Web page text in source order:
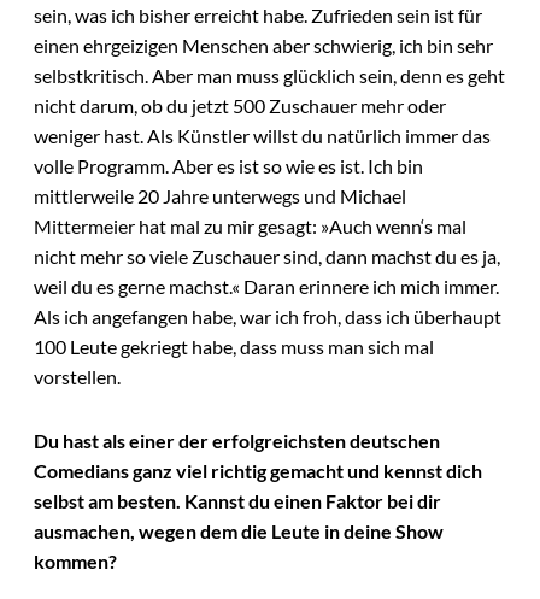
sein, was ich bisher erreicht habe. Zufrieden sein ist für
einen ehrgeizigen Menschen aber schwierig, ich bin sehr
selbstkritisch. Aber man muss glücklich sein, denn es geht
nicht darum, ob du jetzt 500 Zuschauer mehr oder
weniger hast. Als Künstler willst du natürlich immer das
volle Programm. Aber es ist so wie es ist. Ich bin
mittlerweile 20 Jahre unterwegs und Michael
Mittermeier hat mal zu mir gesagt: »Auch wenn‘s mal
nicht mehr so viele Zuschauer sind, dann machst du es ja,
weil du es gerne machst.« Daran erinnere ich mich immer.
Als ich angefangen habe, war ich froh, dass ich überhaupt
100 Leute gekriegt habe, dass muss man sich mal
vorstellen.
Du hast als einer der erfolgreichsten deutschen
Comedians ganz viel richtig gemacht und kennst dich
selbst am besten. Kannst du einen Faktor bei dir
ausmachen, wegen dem die Leute in deine Show
kommen?